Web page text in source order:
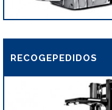
RECOGEPEDIDOS